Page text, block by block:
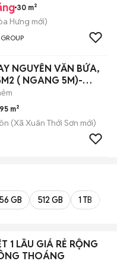
30 m²
Hưng mới)
NGUYỄN VĂN BỨA,
( NGANG 5M)-
95 m²
(Xã Xuân Thới Sơn mới)
GB 512 GB 1 TB
1 LẦU GIÁ RẺ RỘNG
THOÁNG